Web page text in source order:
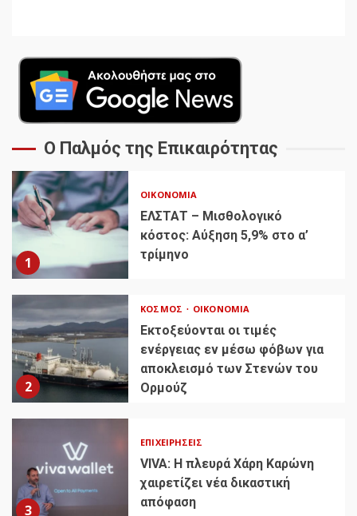
Ο Παλμός της Επικαιρότητας
1
ΟΙΚΟΝΟΜΊΑ
ΕΛΣΤΑΤ – Μισθολογικό
κόστος: Αύξηση 5,9% στο α’
τρίμηνο
2
ΚΌΣΜΟΣ ΟΙΚΟΝΟΜΊΑ
Εκτοξεύονται οι τιμές
ενέργειας εν μέσω φόβων για
αποκλεισμό των Στενών του
Ορμούζ
3
ΕΠΙΧΕΙΡΉΣΕΙΣ
VIVA: Η πλευρά Χάρη Καρώνη
χαιρετίζει νέα δικαστική
απόφαση